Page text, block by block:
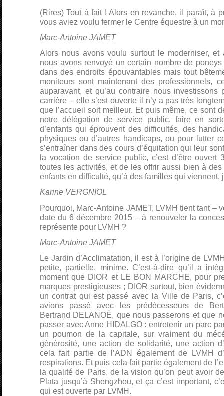
(Rires) Tout à fait ! Alors en revanche, il paraît, à
vous aviez voulu fermer le Centre équestre à un
Marc-Antoine JAMET
Alors nous avons voulu surtout le moderniser, et
nous avons renvoyé un certain nombre de
dans des endroits épouvantables mais tout
moniteurs sont maintenant des professionnels,
auparavant, et qu’au contraire nous
carrière – elle s’est ouverte il n’y a pas très
que l’accueil soit meilleur. Et puis même, ce sont
notre délégation de service public, faire en
d’enfants qui éprouvent des difficultés, des
physiques ou d’autres handicaps, ou pour lutter
s’entraîner dans des cours d’équitation qui leur
la vocation de service public, c’est d’être ouvert
toutes les activités, et de les offrir aussi bien à
enfants en difficulté, qu’à des familles qui viennent,
Karine VERGNIOL
Pourquoi, Marc-Antoine JAMET, LVMH tient tant –
date du 6 décembre 2015 – à renouveler la
représente pour LVMH ?
Marc-Antoine JAMET
Le Jardin d’Acclimatation, il est à l’origine de
petite, partielle, minime. C’est-à-dire qu’il a
moment que DIOR et LE BON MARCHE, pour
marques prestigieuses ; DIOR surtout, bien
un contrat qui est passé avec la Ville de Paris,
avions passé avec les prédécesseurs de
Bertrand DELANOË, que nous passerons et que
passer avec Anne HIDALGO : entretenir un parc
un poumon de la capitale, sur vraiment du
générosité, une action de solidarité, une action
cela fait partie de l’ADN également de LVMH
respirations. Et puis cela fait partie également de
la qualité de Paris, de la vision qu’on peut avoir
Plata jusqu’à Shengzhou, et ça c’est important,
qui est ouverte par LVMH.